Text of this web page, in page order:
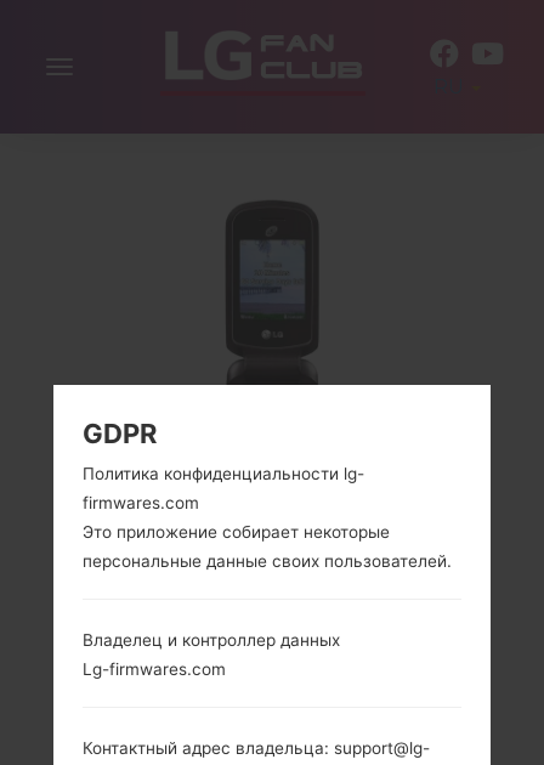
Включить
СЕРИИ LG OTHERS
GDPR
Политика конфиденциальности lg-
firmwares.com
Это приложение собирает некоторые
персональные данные своих пользователей.
Владелец и контроллер данных
Lg-firmwares.com
Контактный адрес владельца: support@lg-